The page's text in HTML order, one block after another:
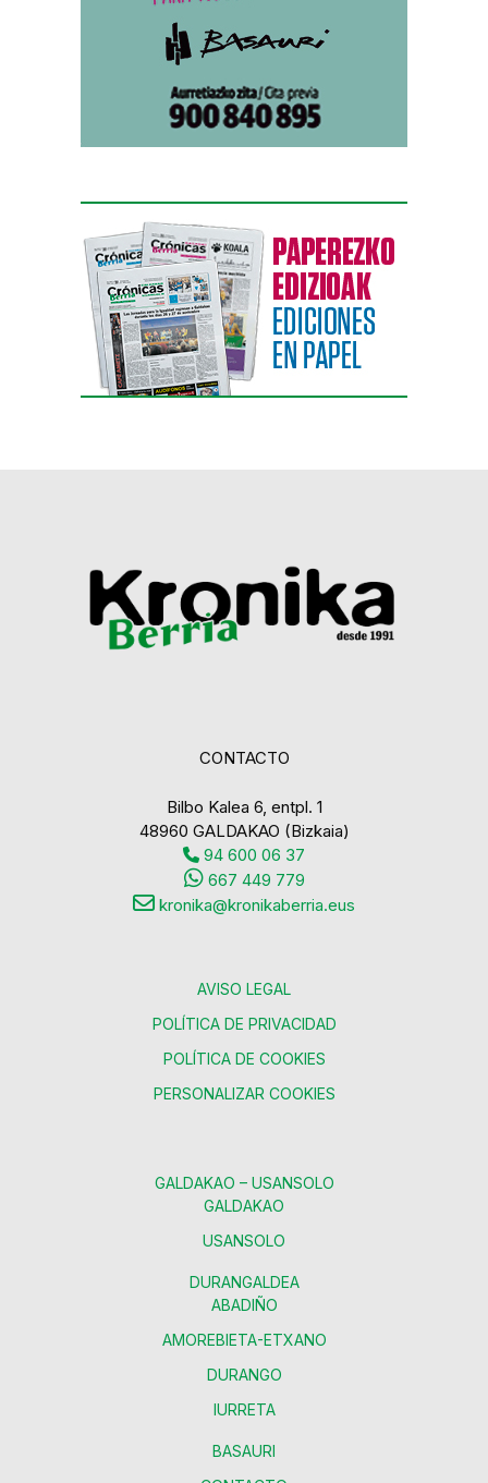
CONTACTO
Bilbo Kalea 6, entpl. 1
48960 GALDAKAO (Bizkaia)
94 600 06 37
667 449 779
kronika@kronikaberria.eus
AVISO LEGAL
POLÍTICA DE PRIVACIDAD
POLÍTICA DE COOKIES
PERSONALIZAR COOKIES
GALDAKAO – USANSOLO
GALDAKAO
USANSOLO
DURANGALDEA
ABADIÑO
AMOREBIETA-ETXANO
DURANGO
IURRETA
BASAURI